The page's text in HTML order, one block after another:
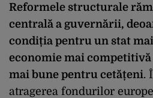
Reformele structurale
centrală a guvernării,
condiția pentru un stat
economie mai
mai bune pentru cetățeni.
atragerea fondurilor